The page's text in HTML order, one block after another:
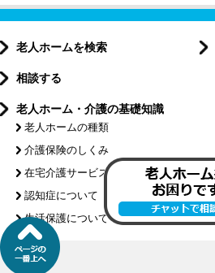
老人ホームを検索
相談する
老人ホーム・介護の基礎知識
老人ホームの種類
介護保険のしくみ
在宅介護サービスについて
認知症について
生活保護について